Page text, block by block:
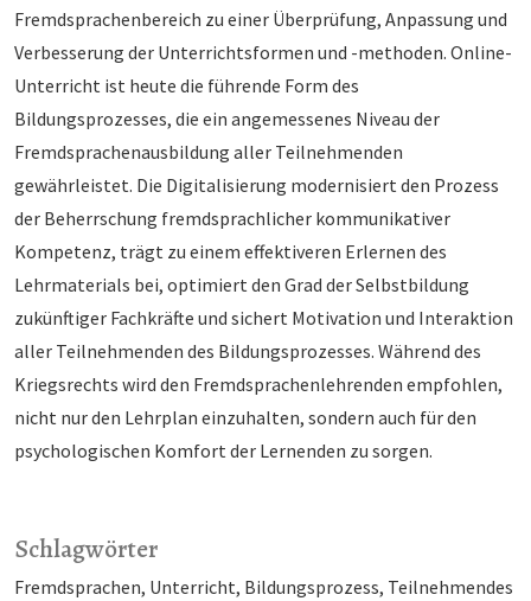
Schlagwörter
Fremdsprachen Unterricht Bildungsprozess Teilnehmendes
Fremdsprachenbereich zu einer Überprüfung, Anpassung und
Verbesserung der Unterrichtsformen und -methoden. Online-
Unterricht ist heute die führende Form des
Bildungsprozesses, die ein angemessenes Niveau der
Fremdsprachenausbildung aller Teilnehmenden
gewährleistet. Die Digitalisierung modernisiert den Prozess
der Beherrschung fremdsprachlicher kommunikativer
Kompetenz, trägt zu einem effektiveren Erlernen des
Lehrmaterials bei, optimiert den Grad der Selbstbildung
zukünftiger Fachkräfte und sichert Motivation und Interaktion
aller Teilnehmenden des Bildungsprozesses. Während des
Kriegsrechts wird den Fremdsprachenlehrenden empfohlen,
nicht nur den Lehrplan einzuhalten, sondern auch für den
psychologischen Komfort der Lernenden zu sorgen.